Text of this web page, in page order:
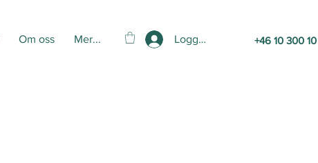
Om oss Mer... Logga in +46 10 300